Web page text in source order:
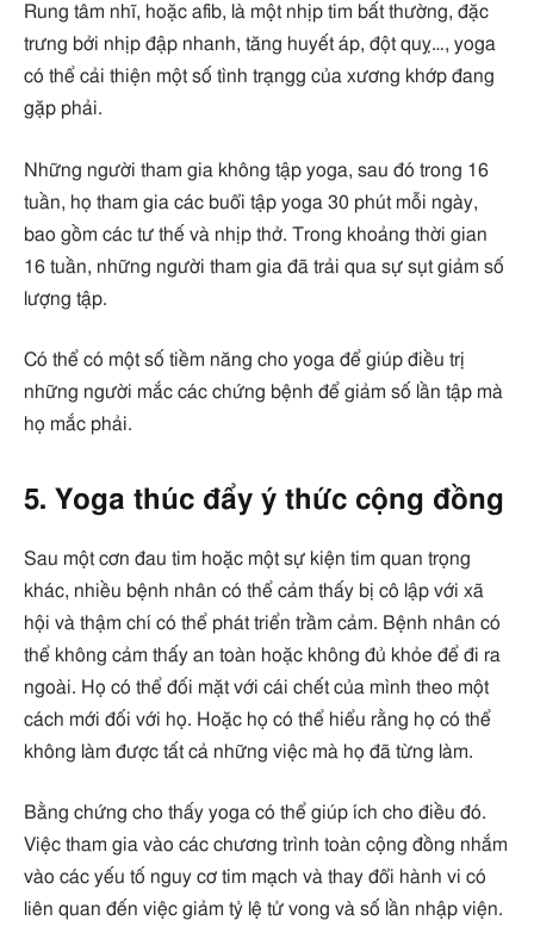
Rung tâm nhĩ, hoặc afib, là một nhịp tim bất thường, đặc
trưng bởi nhịp đập nhanh, tăng huyết áp, đột quỵ…, yoga
có thể cải thiện một số tình trạngg của xương khớp đang
gặp phải.
Những người tham gia không tập yoga, sau đó trong 16
tuần, họ tham gia các buổi tập yoga 30 phút mỗi ngày,
bao gồm các tư thế và nhịp thở. Trong khoảng thời gian
16 tuần, những người tham gia đã trải qua sự sụt giảm số
lượng tập.
Có thể có một số tiềm năng cho yoga để giúp điều trị
những người mắc các chứng bệnh để giảm số lần tập mà
họ mắc phải.
5. Yoga thúc đẩy ý thức cộng đồng
Sau một cơn đau tim hoặc một sự kiện tim quan trọng
khác, nhiều bệnh nhân có thể cảm thấy bị cô lập với xã
hội và thậm chí có thể phát triển trầm cảm. Bệnh nhân có
thể không cảm thấy an toàn hoặc không đủ khỏe để đi ra
ngoài. Họ có thể đối mặt với cái chết của mình theo một
cách mới đối với họ. Hoặc họ có thể hiểu rằng họ có thể
không làm được tất cả những việc mà họ đã từng làm.
Bằng chứng cho thấy yoga có thể giúp ích cho điều đó.
Việc tham gia vào các chương trình toàn cộng đồng nhắm
vào các yếu tố nguy cơ tim mạch và thay đổi hành vi có
liên quan đến việc giảm tỷ lệ tử vong và số lần nhập viện.